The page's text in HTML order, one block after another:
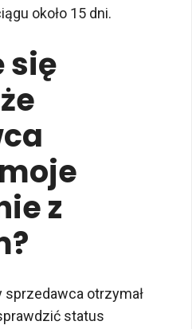
około 15 dni.
się
z
otrzymał
status